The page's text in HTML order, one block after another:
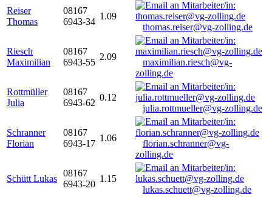
Reiser
Thomas
08167
6943-34
1.09
thomas.reiser@vg-zolling.de
Riesch
Maximilian
08167
6943-55
2.09
maximilian.riesch@vg-
zolling.de
Rottmüller
Julia
08167
6943-62
0.12
julia.rottmueller@vg-zolling.de
Schranner
Florian
08167
6943-17
1.06
florian.schranner@vg-
zolling.de
Schütt Lukas
08167
6943-20
1.15
lukas.schuett@vg-zolling.de